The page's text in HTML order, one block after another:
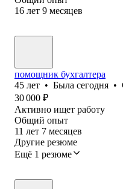
16 лет 9 месяцев
помощник бухгалтера
45 лет • Была сегодня •
30 000 ₽
Активно ищет работу
Общий опыт
11 лет 7 месяцев
Другие резюме
Ещё 1 резюме